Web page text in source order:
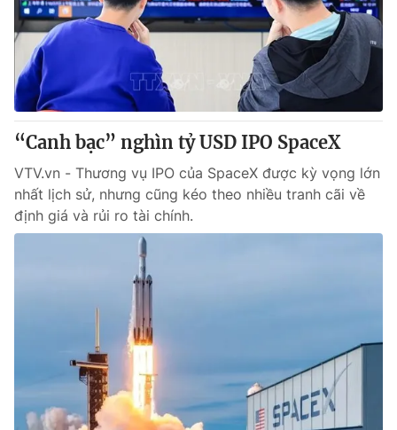
“Canh bạc” nghìn tỷ USD IPO SpaceX
VTV.vn - Thương vụ IPO của SpaceX được kỳ vọng lớn
nhất lịch sử, nhưng cũng kéo theo nhiều tranh cãi về
định giá và rủi ro tài chính.